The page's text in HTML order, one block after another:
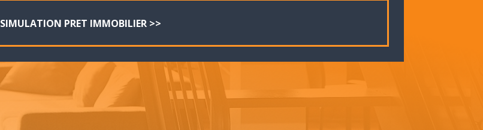
SIMULATION PRET IMMOBILIER >>